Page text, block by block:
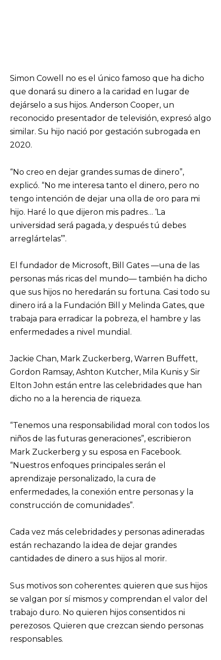
Simon Cowell no es el único famoso que ha dicho
que donará su dinero a la caridad en lugar de
dejárselo a sus hijos. Anderson Cooper, un
reconocido presentador de televisión, expresó algo
similar. Su hijo nació por gestación subrogada en
2020.
“No creo en dejar grandes sumas de dinero”,
explicó. “No me interesa tanto el dinero, pero no
tengo intención de dejar una olla de oro para mi
hijo. Haré lo que dijeron mis padres… ‘La
universidad será pagada, y después tú debes
arreglártelas’”.
El fundador de Microsoft, Bill Gates —una de las
personas más ricas del mundo— también ha dicho
que sus hijos no heredarán su fortuna. Casi todo su
dinero irá a la Fundación Bill y Melinda Gates, que
trabaja para erradicar la pobreza, el hambre y las
enfermedades a nivel mundial.
Jackie Chan, Mark Zuckerberg, Warren Buffett,
Gordon Ramsay, Ashton Kutcher, Mila Kunis y Sir
Elton John están entre las celebridades que han
dicho no a la herencia de riqueza.
“Tenemos una responsabilidad moral con todos los
niños de las futuras generaciones”, escribieron
Mark Zuckerberg y su esposa en Facebook.
“Nuestros enfoques principales serán el
aprendizaje personalizado, la cura de
enfermedades, la conexión entre personas y la
construcción de comunidades”.
Cada vez más celebridades y personas adineradas
están rechazando la idea de dejar grandes
cantidades de dinero a sus hijos al morir.
Sus motivos son coherentes: quieren que sus hijos
se valgan por sí mismos y comprendan el valor del
trabajo duro. No quieren hijos consentidos ni
perezosos. Quieren que crezcan siendo personas
responsables.